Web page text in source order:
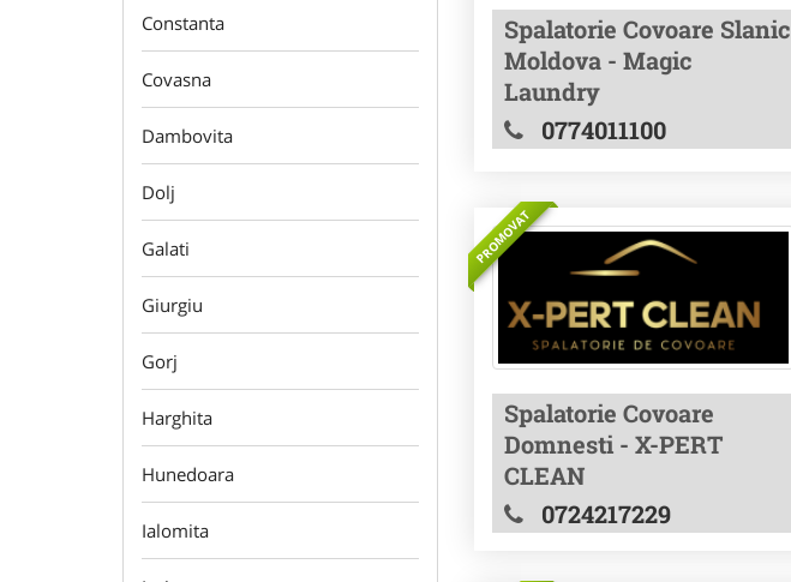
Constanta
Covasna
Dambovita
Dolj
Galati
Giurgiu
Gorj
Harghita
Hunedoara
Ialomita
Spalatorie Covoare Slanic
Moldova - Magic
Laundry
0774011100
PROMOVAT
Spalatorie Covoare
Domnesti - X-PERT
CLEAN
0724217229